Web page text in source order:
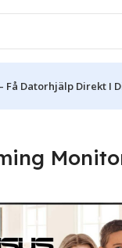
Få Datorhjälp Direkt I